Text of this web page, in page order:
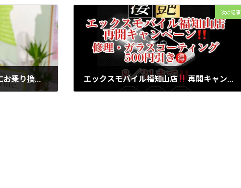
docomo→エックスモバイルにお乗り換え
次の記事
エックスモバイル福知山店 再開キャンペーン